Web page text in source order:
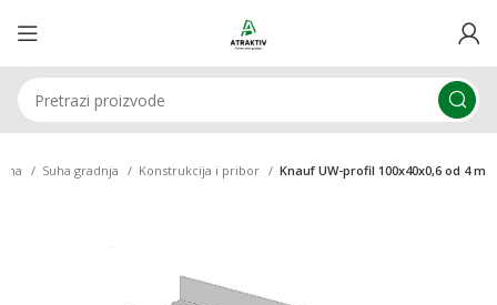
Suha gradnja Konstrukcija i pribor Knauf UW-profil 100x40x0,6 od 4 m